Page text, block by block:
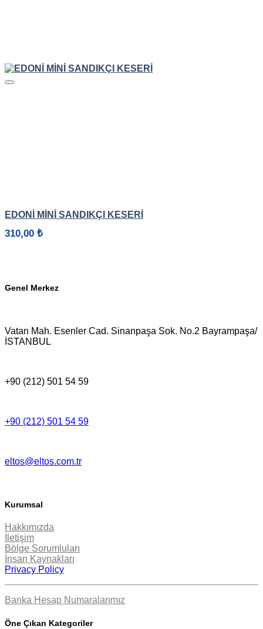
EDONİ MİNİ SANDIKÇI KESERİ
310,00 ₺
Genel Merkez
Vatan Mah. Esenler Cad. Sinanpaşa Sok. No.2 Bayrampaşa/
İSTANBUL
+90 (212) 501 54 59
+90 (212) 501 54 59
eltos@eltos.com.tr
Kurumsal
Hakkımızda
İletişim
Bölge Sorumluları
İnsan Kaynakları
Privacy Policy
Banka Hesap Numaralarımız
Öne Çıkan Kategoriler